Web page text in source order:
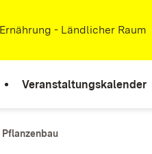
- Ländlicher Raum
Veranstaltungskalender
Pflanzenbau